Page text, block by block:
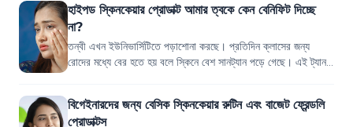
হাইপড স্কিনকেয়ার প্রোডাক্ট আমার ত্বকে কেন বেনিফিট দিচ্ছে
না?
তন্বী এখন ইউনিভার্সিটিতে পড়াশোনা করছে। প্রতিদিন ক্লাসের জন্য
রোদের মধ্যে বের হতে হয় বলে স্কিনে বেশ সানট্যান পড়ে গেছে। এই ট্যান
বিগেইনারদের জন্য বেসিক স্কিনকেয়ার রুটিন এবং বাজেট ফ্রেন্ডলি
প্রোডাক্টস